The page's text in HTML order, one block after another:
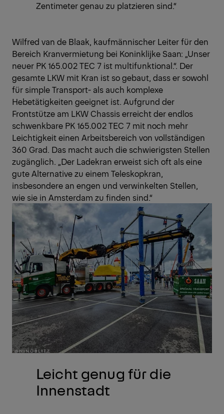
Zentimeter genau zu platzieren sind.“
Wilfred van de Blaak, kaufmännischer Leiter für den
Bereich Kranvermietung bei Koninklijke Saan: „Unser
neuer PK 165.002 TEC 7 ist multifunktional.“. Der
gesamte LKW mit Kran ist so gebaut, dass er sowohl
für simple Transport- als auch komplexe
Hebetätigkeiten geeignet ist. Aufgrund der
Frontstütze am LKW Chassis erreicht der endlos
schwenkbare PK 165.002 TEC 7 mit noch mehr
Leichtigkeit einen Arbeitsbereich von vollständigen
360 Grad. Das macht auch die schwierigsten Stellen
zugänglich. „Der Ladekran erweist sich oft als eine
gute Alternative zu einem Teleskopkran,
insbesondere an engen und verwinkelten Stellen,
wie sie in Amsterdam zu finden sind.“
Leicht genug für die
Innenstadt